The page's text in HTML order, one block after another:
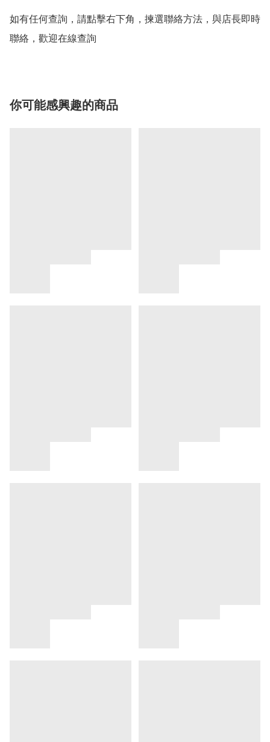
如有任何查詢，請點擊右下角，揀選聯絡方法，與店長即時
聯絡，歡迎在線查詢
你可能感興趣的商品